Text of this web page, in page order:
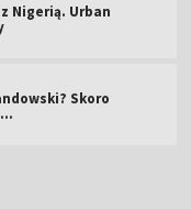
Nigerią. Urban
Skoro